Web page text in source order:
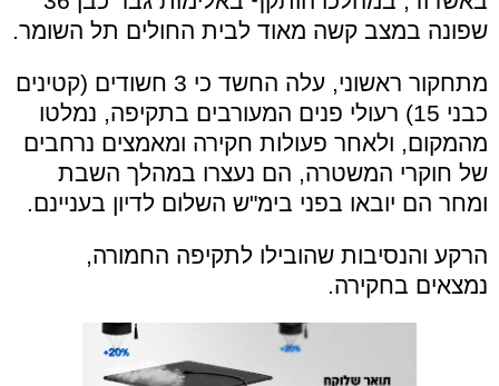
שפונה במצב קשה מאוד לבית החולים תל השומר.
מתחקור ראשוני, עלה החשד כי 3 חשודים (קטינים
כבני 15) רעולי פנים המעורבים בתקיפה, נמלטו
מהמקום, ולאחר פעולות חקירה ומאמצים נרחבים
של חוקרי המשטרה, הם נעצרו במהלך השבת
ומחר הם יובאו בפני בימ"ש השלום לדיון בעניינם.
הרקע והנסיבות שהובילו לתקיפה החמורה,
נמצאים בחקירה.